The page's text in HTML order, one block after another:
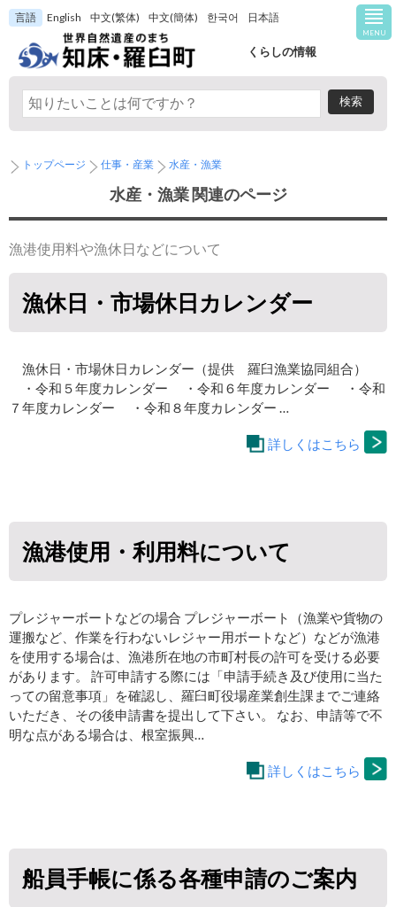
言語 English 中文(繁体) 中文(簡体) 한국어 日本語
くらしの情報
トップページ 仕事・産業 水産・漁業
水産・漁業 関連のページ
漁港使用料や漁休日などについて
漁休日・市場休日カレンダー
漁休日・市場休日カレンダー（提供 羅臼漁業協同組合）
・令和５年度カレンダー ・令和６年度カレンダー ・令和
７年度カレンダー ・令和８年度カレンダー …
詳しくはこちら
漁港使用・利用料について
プレジャーボートなどの場合 プレジャーボート（漁業や貨物の
運搬など、作業を行わないレジャー用ボートなど）などが漁港
を使用する場合は、漁港所在地の市町村長の許可を受ける必要
があります。 許可申請する際には「申請手続き及び使用に当た
っての留意事項」を確認し、羅臼町役場産業創生課までご連絡
いただき、その後申請書を提出して下さい。 なお、申請等で不
明な点がある場合は、根室振興…
詳しくはこちら
船員手帳に係る各種申請のご案内
MENU